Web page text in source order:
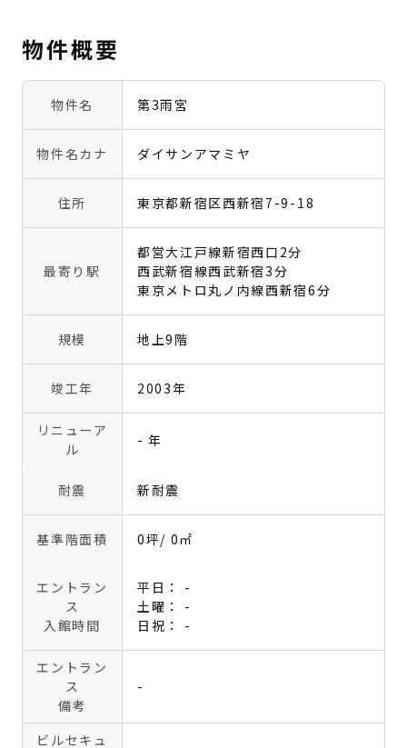
物件概要
物件名 第3雨宮
物件名カナ ダイサンアマミヤ
住所 東京都新宿区西新宿7-9-18
最寄り駅
都営大江戸線新宿西口2分
西武新宿線西武新宿3分
東京メトロ丸ノ内線西新宿6分
規模 地上9階
竣工年 2003年
リニューア
ル
- 年
耐震 新耐震
基準階面積 0坪/ 0㎡
エントラン
ス
入館時間
平日： -
土曜： -
日祝： -
エントラン
ス
備考
-
ビルセキュ